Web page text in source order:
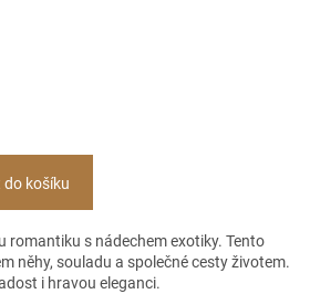
do košíku
romantiku s nádechem exotiky. Tento
něhy, souladu a společné cesty životem.
i hravou eleganci.